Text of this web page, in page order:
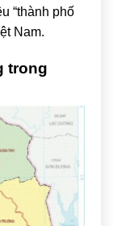
“thành phố
Nam.
trong